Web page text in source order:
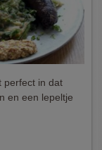
perfect in dat
en een lepeltje